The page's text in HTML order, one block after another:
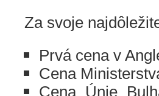
Za svoje
Prvá cena v
Cena
Cena Únie